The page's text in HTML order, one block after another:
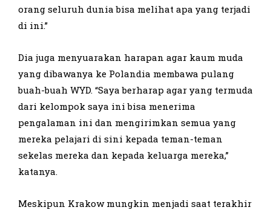
orang seluruh dunia bisa melihat apa yang terjadi
di ini.”
Dia juga menyuarakan harapan agar kaum muda
yang dibawanya ke Polandia membawa pulang
buah-buah WYD. “Saya berharap agar yang termuda
dari kelompok saya ini bisa menerima
pengalaman ini dan mengirimkan semua yang
mereka pelajari di sini kepada teman-teman
sekelas mereka dan kepada keluarga mereka,”
katanya.
Meskipun Krakow mungkin menjadi saat terakhir